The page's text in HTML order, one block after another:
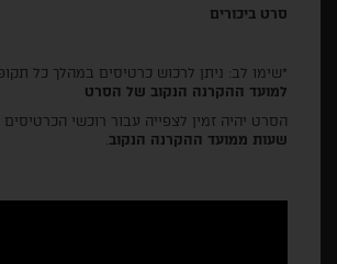
סרט ביכורים
*שימו לב: ניתן לרכוש כרטיסים במהלך כל
למועד ההקרנה הנקוב של הסרט
הסרט יהיה זמין לצפייה עבור רוכשי
שעות ממועד ההקרנה הנקוב